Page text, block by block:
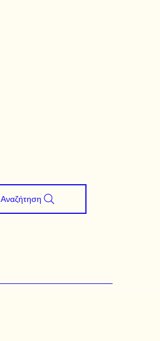
Αναζήτηση